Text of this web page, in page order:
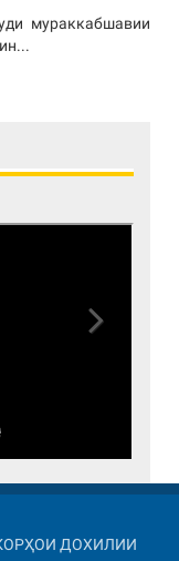
мураккабшавии
ДОХИЛИИ